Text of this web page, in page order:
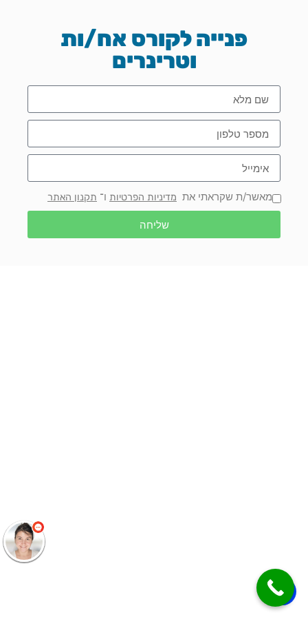
פנייה לקורס אח/ות
וטרינרים
מאשר/ת שקראתי את מדיניות הפרטיות ו־ תקנון האתר
שליחה